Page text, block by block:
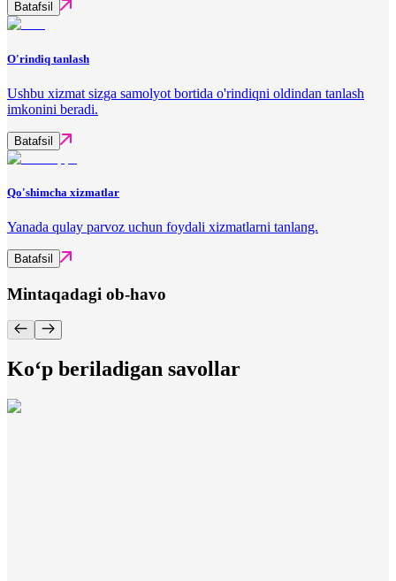
Batafsil
O'rindiq tanlash
Ushbu xizmat sizga samolyot bortida o'rindiqni oldindan tanlash
imkonini beradi.
Batafsil
Qo'shimcha xizmatlar
Yanada qulay parvoz uchun foydali xizmatlarni tanlang.
Batafsil
Mintaqadagi ob-havo
Ko‘p beriladigan savollar